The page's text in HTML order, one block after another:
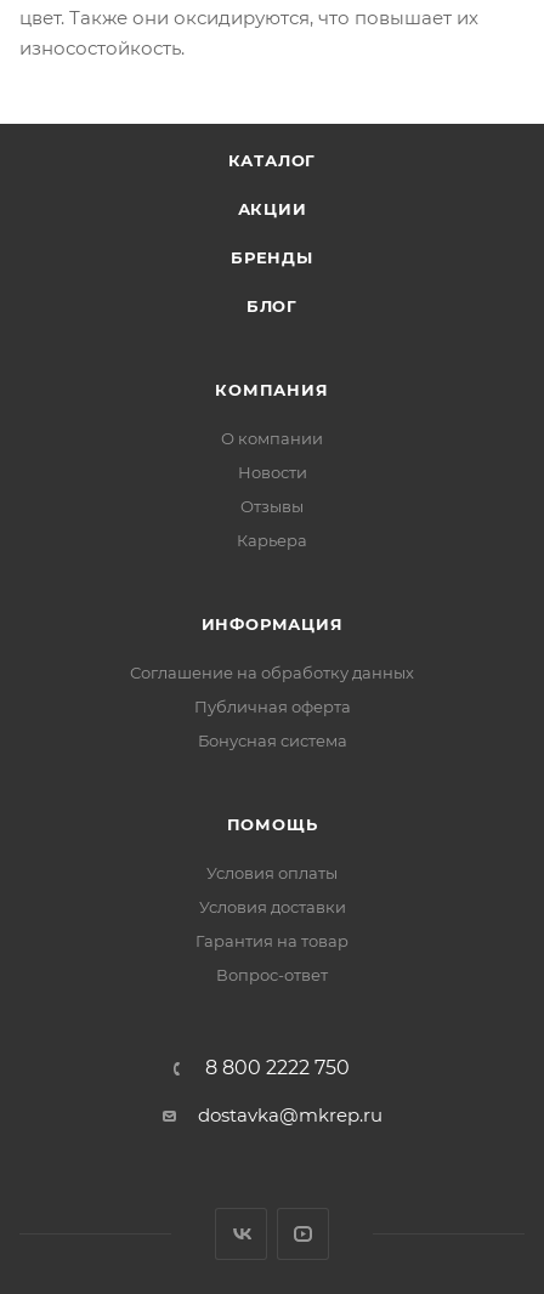
цвет. Также они оксидируются, что повышает их
износостойкость.
КАТАЛОГ
АКЦИИ
БРЕНДЫ
БЛОГ
КОМПАНИЯ
О компании
Новости
Отзывы
Карьера
ИНФОРМАЦИЯ
Соглашение на обработку данных
Публичная оферта
Бонусная система
ПОМОЩЬ
Условия оплаты
Условия доставки
Гарантия на товар
Вопрос-ответ
8 800 2222 750
dostavka@mkrep.ru